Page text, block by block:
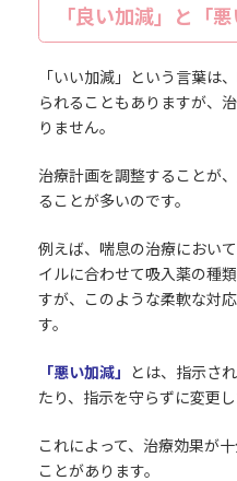
「良い加減」と「悪
「いい加減」という言葉は
られることもありますが、
りません。
治療計画を調整することが
ることが多いのです。
例えば、喘息の治療におい
イルに合わせて吸入薬の種
すが、このような柔軟な対
す。
「悪い加減」
とは、指示さ
たり、指示を守らずに変更し
これによって、治療効果が
ことがあります。